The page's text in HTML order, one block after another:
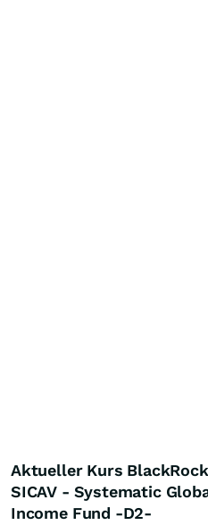
Aktueller Kurs
SICAV - Systematic
Income Fund -D2-